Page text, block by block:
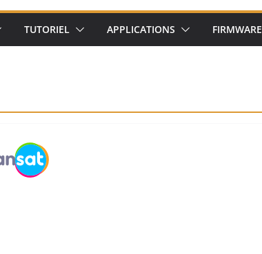
TUTORIEL APPLICATIONS FIRMWARE